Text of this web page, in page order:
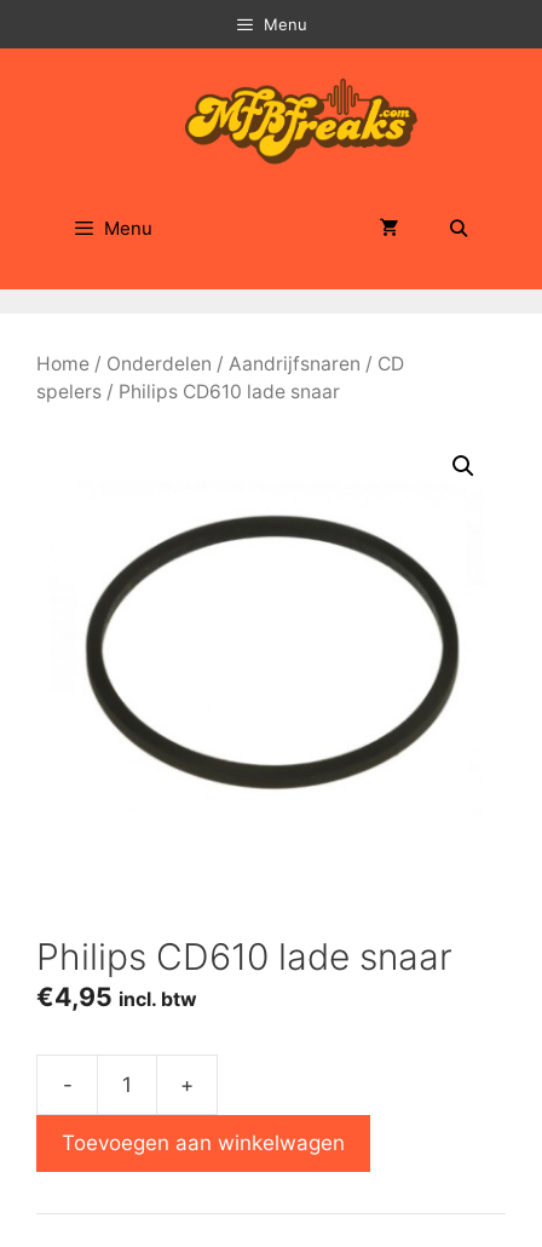
naar
Menu
Menu
Home / Onderdelen / Aandrijfsnaren / CD
spelers / Philips CD610 lade snaar
Philips CD610 lade snaar
€4,95 incl. btw
-
lade
aantal
+
Toevoegen aan winkelwagen